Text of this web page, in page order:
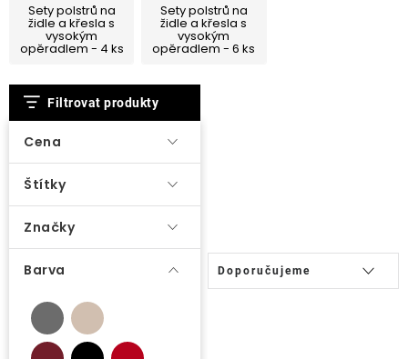
Doplňky
Gastro produkty
Kolekce
Prodávané značky
Klub výhod
Naše katalogy
Sety polstrů na
židle a křesla s
vysokým
opěradlem - 4 ks
Sety polstrů na
židle a křesla s
vysokým
opěradlem - 6 ks
Filtrovat produkty
Cena
Štítky
Značky
Barva
V
ý
i
s
r
Ř
a
Doporučujeme